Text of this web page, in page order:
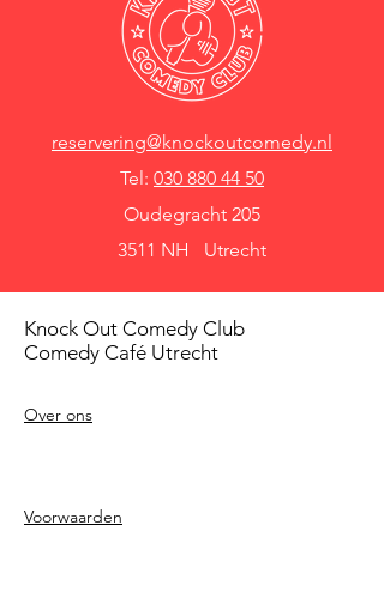
reservering@knockoutcomedy.nl
Tel: 030 880 44 50
Oudegracht 205
3511 NH Utrecht
Knock Out Comedy Club
Comedy Café Utrecht
Over ons
Voorwaarden